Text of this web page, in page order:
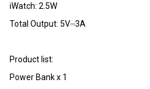
iWatch: 2.5W
Total Output: 5V⎓3A
Product list:
Power Bank x 1